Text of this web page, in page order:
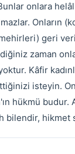
onlara
Onların
geri
zaman
Kâfir
isteyin.
hükmü budur.
bilendir, hikmet